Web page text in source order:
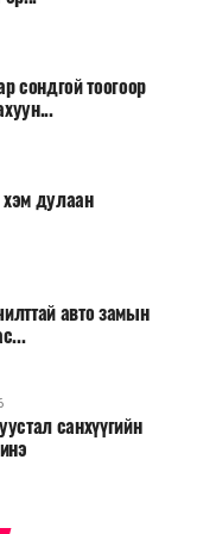
онцоллоо.
захирагч нарт
бууруулах,
амралт, зугаалга,
хэмжээг зохион
орон тоо бий
төрийн албан
ажиллуулах арга
засгийн нөхцөл
эдгээр
юм.
сондгой тоогоор
хэм дулаан
авто замын
санхүүгийн